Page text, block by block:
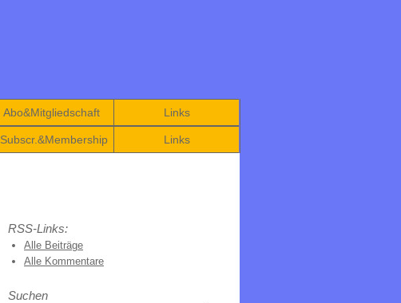
Abo&Mitgliedschaft Links
Subscr.&Membership Links
RSS-Links:
Alle Beiträge
Alle Kommentare
Suchen